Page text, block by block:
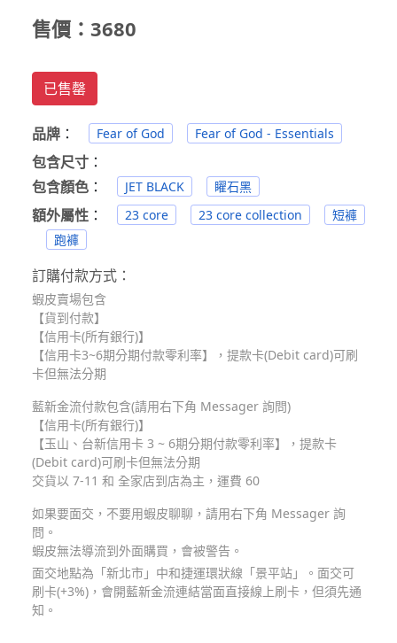
售價：3680
已售罄
品牌 ： Fear of God Fear of God - Essentials
包含尺寸 ：
包含顏色 ： JET BLACK 矅石黑
額外屬性 ： 23 core 23 core collection
短褲
跑褲
訂購付款方式：
蝦皮賣場包含
【貨到付款】
【信用卡(所有銀行)】
【信用卡3~6期分期付款零利率】，提款卡(Debit card)可刷
卡但無法分期
藍新金流付款包含(請用右下角 Messager 詢問)
【信用卡(所有銀行)】
【玉山、台新信用卡 3 ~ 6期分期付款零利率】，提款卡
(Debit card)可刷卡但無法分期
交貨以 7-11 和 全家店到店為主，運費 60
如果要面交，不要用蝦皮聊聊，請用右下角 Messager 詢
問。
蝦皮無法導流到外面購買，會被警告。
面交地點為「新北市」中和捷運環狀線「景平站」。面交可
刷卡(+3%)，會開藍新金流連結當面直接線上刷卡，但須先通
知。